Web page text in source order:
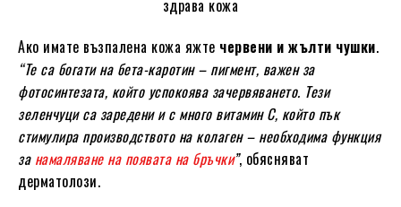
Ако имате възпалена кожа яжте червени и жълти чушки.
“Те са богати на бета-каротин – пигмент, важен за
фотосинтезата, който успокоява зачервяването. Тези
зеленчуци са заредени и с много витамин С, който пък
стимулира производството на колаген – необходима функция
за намаляване на появата на бръчки”, обясняват
дерматолози.